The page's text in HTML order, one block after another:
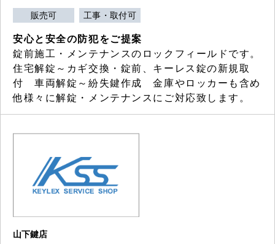
販売可 工事・取付可
安心と安全の防犯をご提案
錠前施工・メンテナンスのロックフィールドです。
住宅解錠～カギ交換・錠前、キーレス錠の新規取
付 車両解錠～紛失鍵作成 金庫やロッカーも含め
他様々に解錠・メンテナンスにご対応致します。
山下鍵店